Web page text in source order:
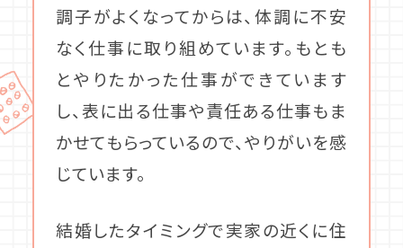
調子がよくなってからは、体調に不安
なく仕事に取り組めています。もとも
とやりたかった仕事ができています
し、表に出る仕事や責任ある仕事もま
かせてもらっているので、やりがいを感
じています。
結婚したタイミングで実家の近くに住